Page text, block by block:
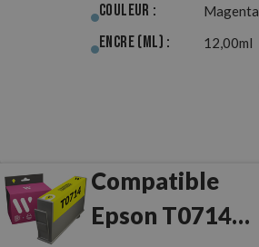
Couleur : Magenta
Encre (ml) : 12,00ml
Compatible
Epson T0714